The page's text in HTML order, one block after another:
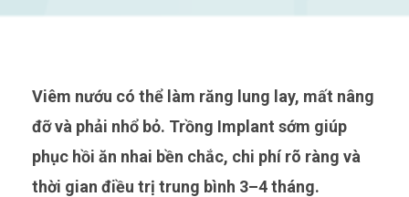
Viêm nướu có thể làm răng lung lay, mất nâng
đỡ và phải nhổ bỏ. Trồng Implant sớm giúp
phục hồi ăn nhai bền chắc, chi phí rõ ràng và
thời gian điều trị trung bình 3–4 tháng.